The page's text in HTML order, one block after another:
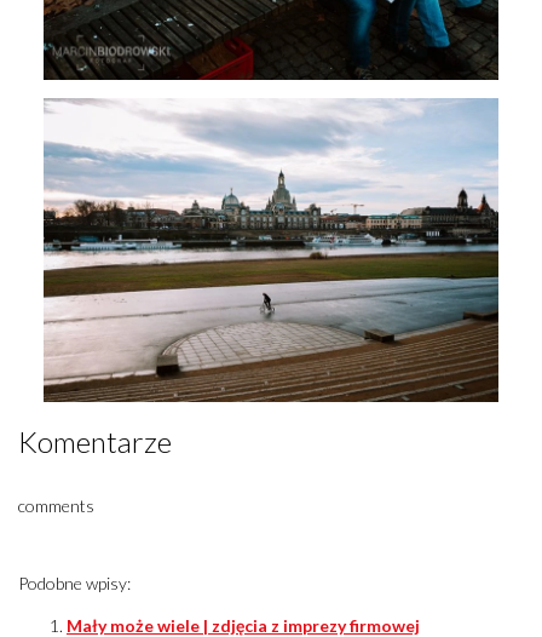
Komentarze
comments
Podobne wpisy:
Mały może wiele | zdjęcia z imprezy firmowej